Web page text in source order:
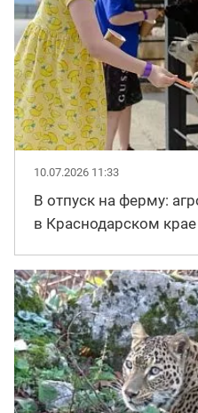
10.07.2026 11:33
В отпуск на ферму:
в Краснодарском крае